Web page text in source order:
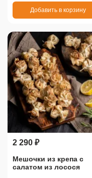
Добавить в корзину
2 290 ₽
Мешочки из крепа с
салатом из лосося